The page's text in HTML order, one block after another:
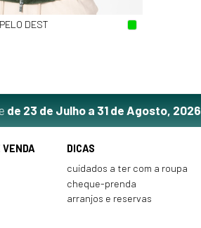
DEST
de 23 de Julho a 31 de Agosto, 2026
VENDA
DICAS
cuidados a ter com a roupa
cheque-prenda
arranjos e reservas